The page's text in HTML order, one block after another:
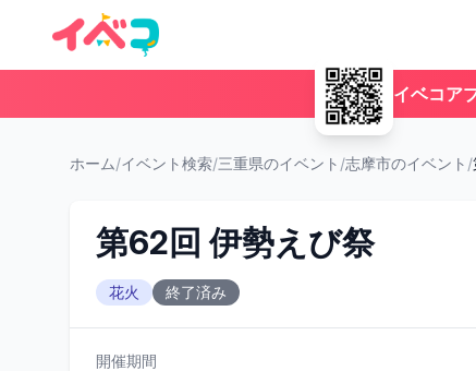
イベコア
ホーム/イベント検索/三重県のイベント /志摩市のイベント /
第62回 伊勢えび祭
花火 終了済み
開催期間